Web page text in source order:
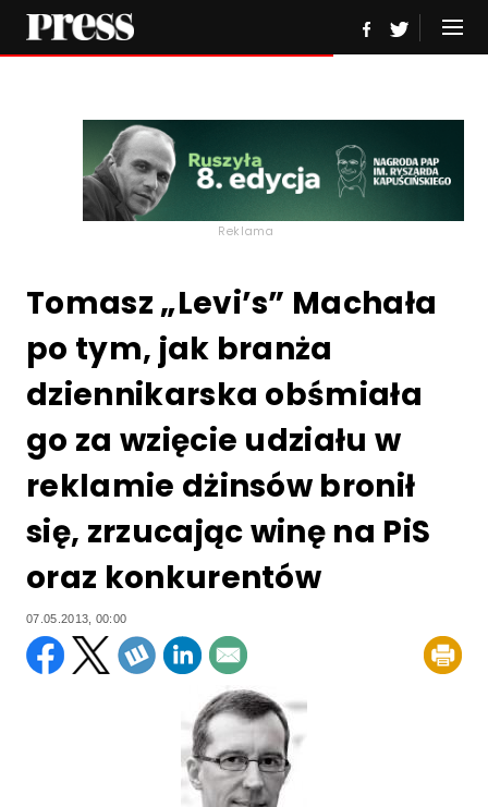
Reklama
Tomasz „Levi’s” Machała
po tym, jak branża
dziennikarska obśmiała
go za wzięcie udziału w
reklamie dżinsów bronił
się, zrzucając winę na PiS
oraz konkurentów
07.05.2013, 00:00